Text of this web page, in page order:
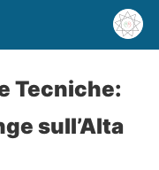
Tecniche:
sull’Alta